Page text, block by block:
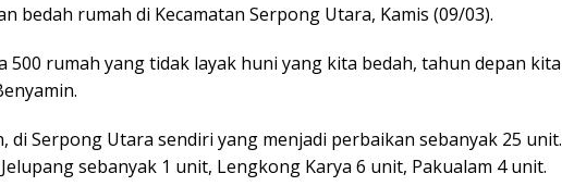
bedah rumah di Kecamatan Serpong Utara, Kamis (09/03).
500 rumah yang tidak layak huni yang kita bedah, tahun depan kita
di Serpong Utara sendiri yang menjadi perbaikan sebanyak 25 unit.
sebanyak 1 unit, Lengkong Karya 6 unit, Pakualam 4 unit.